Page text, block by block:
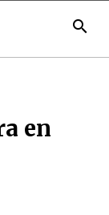
search
en